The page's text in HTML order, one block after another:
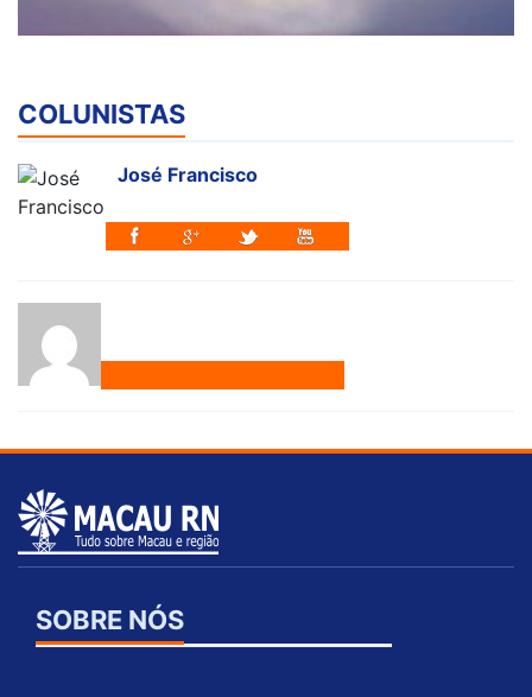
COLUNISTAS
José Francisco
SOBRE NÓS